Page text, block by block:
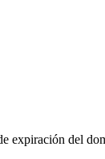
expiración del